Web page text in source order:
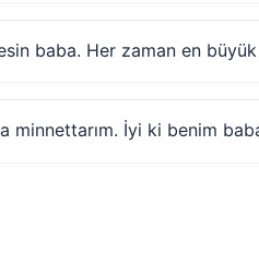
baba. Her zaman en
İyi ki benim